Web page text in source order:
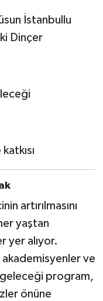
İstanbullu
Dinçer
artırılmasını
yaştan
yer alıyor.
ve
program,
önüne